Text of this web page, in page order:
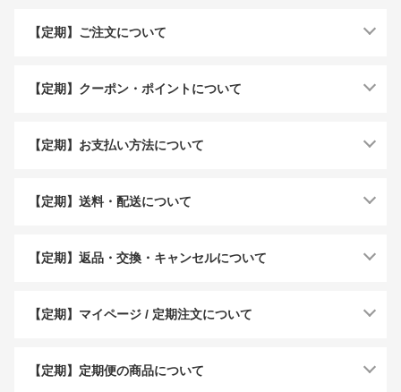
【定期】ご注文について
【定期】クーポン・ポイントについて
【定期】お支払い方法について
【定期】送料・配送について
【定期】返品・交換・キャンセルについて
【定期】マイページ / 定期注文について
【定期】定期便の商品について